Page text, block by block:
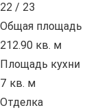
22 / 23
Общая площадь
212.90 кв. м
Площадь кухни
7 кв. м
Отделка